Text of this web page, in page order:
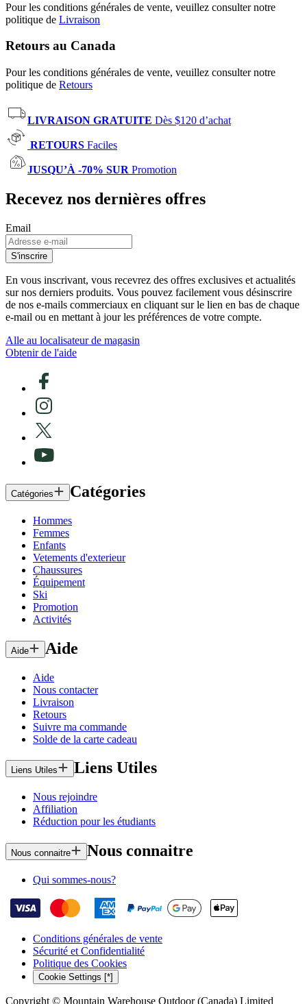
Pour les conditions générales de vente, veuillez consulter notre
politique de Livraison
Retours au Canada
Pour les conditions générales de vente, veuillez consulter notre
politique de Retours
LIVRAISON GRATUITE Dès $120 d’achat
RETOURS Faciles
JUSQU’À -70% SUR Promotion
Recevez nos dernières offres
Email
S'inscrire
En vous inscrivant, vous recevrez des offres exclusives et actualités
sur nos derniers produits. Vous pouvez facilement vous désinscrire
de nos e-mails commerciaux en cliquant sur le lien en bas de chaque
e-mail ou en mettant à jour les préférences de votre compte.
Alle au localisateur de magasin
Obtenir de l'aide
Catégories Catégories
Hommes
Femmes
Enfants
Vetements d'exterieur
Chaussures
Équipement
Ski
Promotion
Activités
Aide Aide
Aide
Nous contacter
Livraison
Retours
Suivre ma commande
Solde de la carte cadeau
Liens Utiles Liens Utiles
Nous rejoindre
Affiliation
Réduction pour les étudiants
Nous connaitre Nous connaitre
Qui sommes-nous?
Conditions générales de vente
Sécurité et Confidentialité
Politique des Cookies
Cookie Settings [*]
Copyright © Mountain Warehouse Outdoor (Canada) Limited